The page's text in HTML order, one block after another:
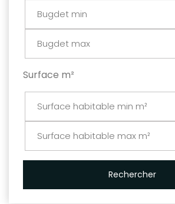
Surface m²
Rechercher